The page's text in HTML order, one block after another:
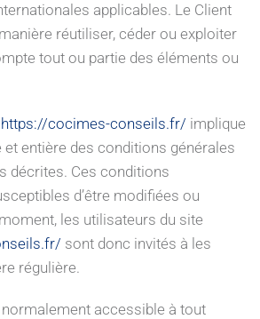
applicables. Le Client
réutiliser, céder ou exploiter
tout ou partie des éléments ou
https://cocimes-conseils.fr/ implique
et entière des conditions générales
décrites. Ces conditions
d’être modifiées ou
les utilisateurs du site
sont donc invités à les
régulière.
accessible à tout